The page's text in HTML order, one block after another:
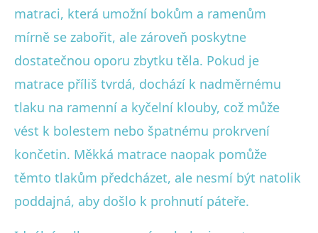
matraci, která umožní bokům a ramenům
mírně se zabořit, ale zároveň poskytne
dostatečnou oporu zbytku těla. Pokud je
matrace příliš tvrdá, dochází k nadměrnému
tlaku na ramenní a kyčelní klouby, což může
vést k bolestem nebo špatnému prokrvení
končetin. Měkká matrace naopak pomůže
těmto tlakům předcházet, ale nesmí být natolik
poddajná, aby došlo k prohnutí páteře.